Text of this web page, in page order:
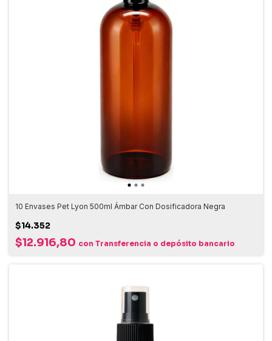
10 Envases Pet Lyon 500ml Ámbar Con Dosificadora Negra
$14.352
$12.916,80 con Transferencia o depósito bancario